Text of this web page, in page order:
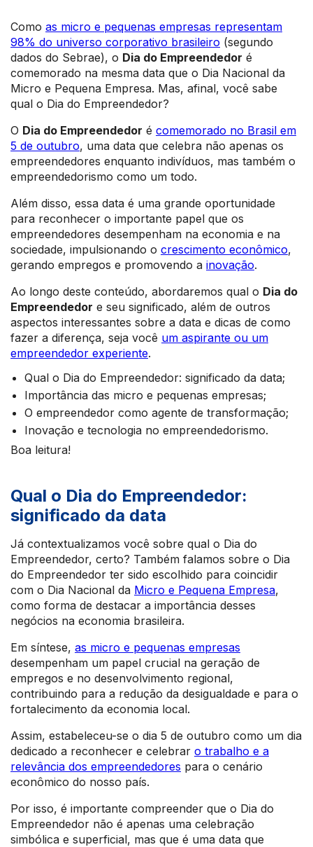
Como as micro e pequenas empresas representam
98% do universo corporativo brasileiro (segundo
dados do Sebrae), o Dia do Empreendedor é
comemorado na mesma data que o Dia Nacional da
Micro e Pequena Empresa. Mas, afinal, você sabe
qual o Dia do Empreendedor?
O Dia do Empreendedor é comemorado no Brasil em
5 de outubro, uma data que celebra não apenas os
empreendedores enquanto indivíduos, mas também o
empreendedorismo como um todo.
Além disso, essa data é uma grande oportunidade
para reconhecer o importante papel que os
empreendedores desempenham na economia e na
sociedade, impulsionando o crescimento econômico,
gerando empregos e promovendo a inovação.
Ao longo deste conteúdo, abordaremos qual o Dia do
Empreendedor e seu significado, além de outros
aspectos interessantes sobre a data e dicas de como
fazer a diferença, seja você um aspirante ou um
empreendedor experiente.
Qual o Dia do Empreendedor: significado da data;
Importância das micro e pequenas empresas;
O empreendedor como agente de transformação;
Inovação e tecnologia no empreendedorismo.
Boa leitura!
Qual o Dia do Empreendedor:
significado da data
Já contextualizamos você sobre qual o Dia do
Empreendedor, certo? Também falamos sobre o Dia
do Empreendedor ter sido escolhido para coincidir
com o Dia Nacional da Micro e Pequena Empresa,
como forma de destacar a importância desses
negócios na economia brasileira.
Em síntese, as micro e pequenas empresas
desempenham um papel crucial na geração de
empregos e no desenvolvimento regional,
contribuindo para a redução da desigualdade e para o
fortalecimento da economia local.
Assim, estabeleceu-se o dia 5 de outubro como um dia
dedicado a reconhecer e celebrar o trabalho e a
relevância dos empreendedores para o cenário
econômico do nosso país.
Por isso, é importante compreender que o Dia do
Empreendedor não é apenas uma celebração
simbólica e superficial, mas que é uma data que